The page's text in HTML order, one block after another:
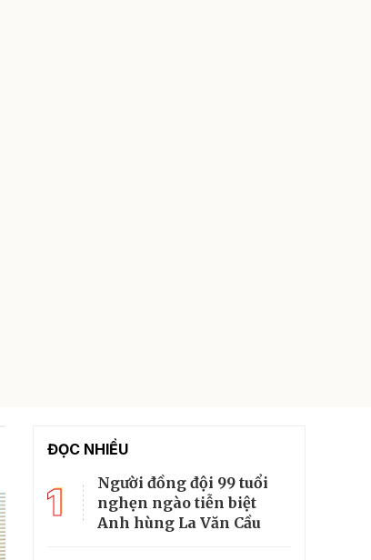
ĐỌC NHIỀU
1
Người đồng đội 99 tuổi
nghẹn ngào tiễn biệt
Anh hùng La Văn Cầu